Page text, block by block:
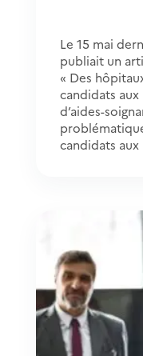
Le 15 mai
publiait un
« Des
candidats
d’aides-
candidats